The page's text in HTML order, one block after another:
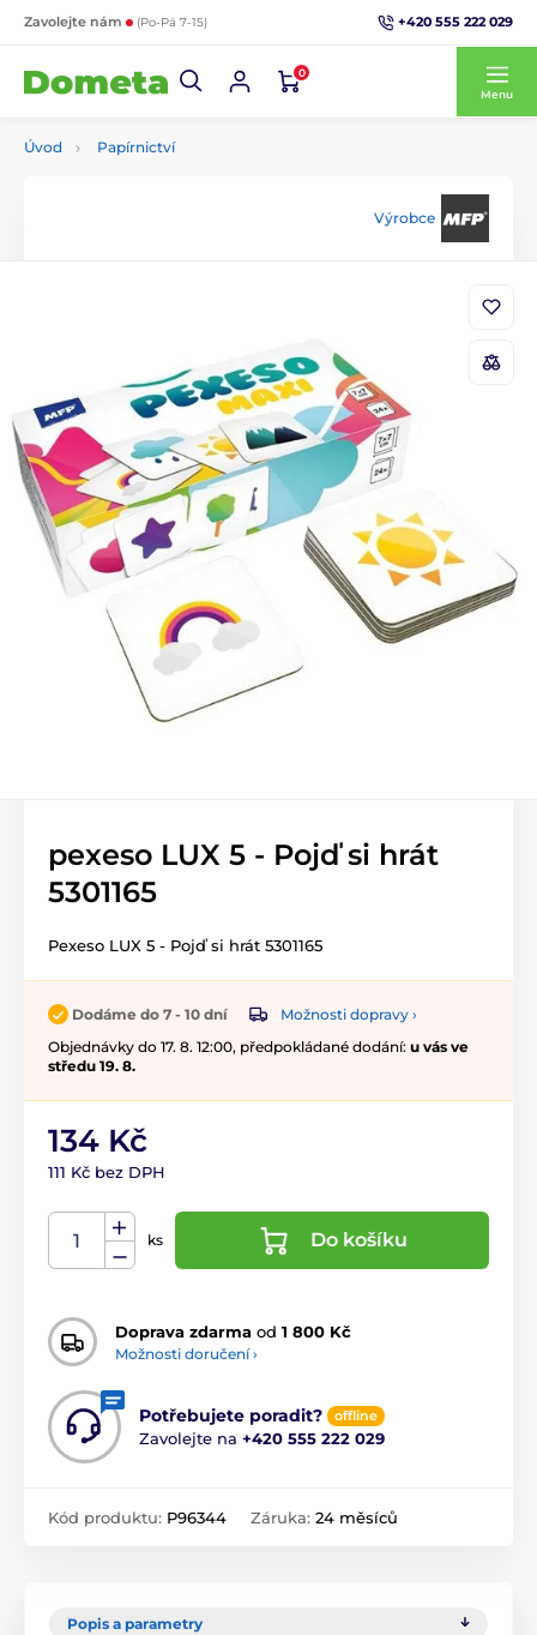
Zavolejte nám (Po-Pá 7-15) +420 555 222 029
0
Menu
Úvod Papírnictví
Výrobce
pexeso LUX 5 - Pojď si hrát
5301165
Pexeso LUX 5 - Pojď si hrát 5301165
Dodáme do 7 - 10 dní
Možnosti dopravy ›
Objednávky do 17. 8. 12:00, předpokládané dodání: u vás ve
středu 19. 8.
134 Kč
111 Kč bez DPH
ks Do košíku
Doprava zdarma od 1 800 Kč
Možnosti doručení ›
Potřebujete poradit? offline
Zavolejte na +420 555 222 029
Kód produktu: P96344 Záruka: 24 měsíců
Popis a parametry